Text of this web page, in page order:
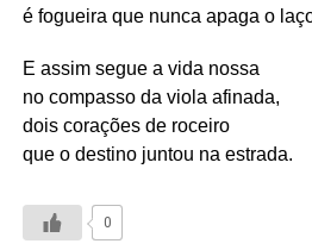
é fogueira que nunca apaga o
E assim segue a vida nossa
no compasso da viola afinada,
dois corações de roceiro
que o destino juntou na estrada.
0